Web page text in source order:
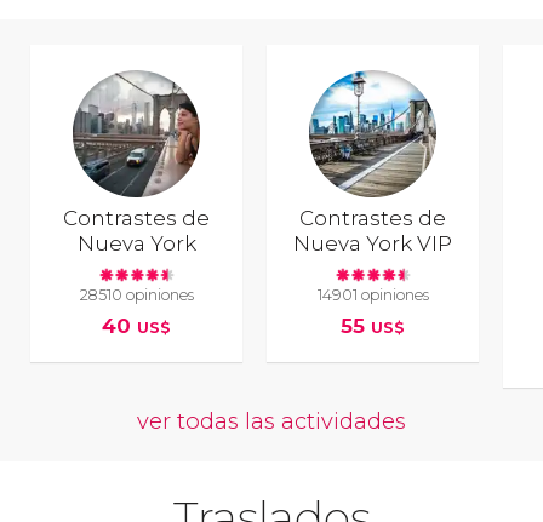
Contrastes de
Nueva York
28510 opiniones
40 US$
Contrastes de
Nueva York VIP
14901 opiniones
55 US$
ver todas las actividades